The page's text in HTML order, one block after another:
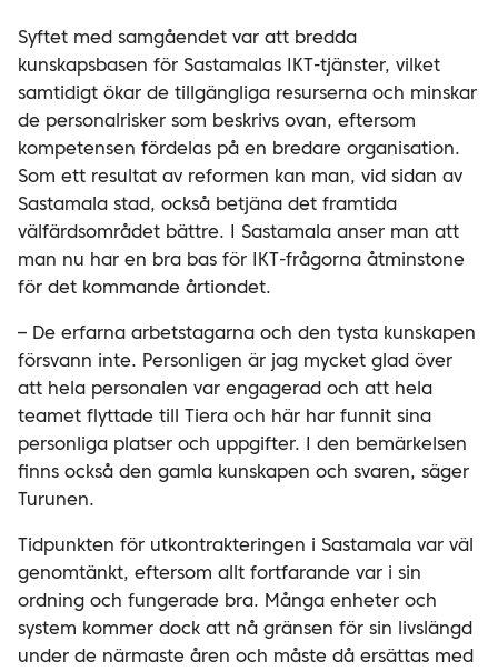
Syftet med samgåendet var att bredda
kunskapsbasen för Sastamalas IKT-tjänster, vilket
samtidigt ökar de tillgängliga resurserna och minskar
de personalrisker som beskrivs ovan, eftersom
kompetensen fördelas på en bredare organisation.
Som ett resultat av reformen kan man, vid sidan av
Sastamala stad, också betjäna det framtida
välfärdsområdet bättre. I Sastamala anser man att
man nu har en bra bas för IKT-frågorna åtminstone
för det kommande årtiondet.
– De erfarna arbetstagarna och den tysta kunskapen
försvann inte. Personligen är jag mycket glad över
att hela personalen var engagerad och att hela
teamet flyttade till Tiera och här har funnit sina
personliga platser och uppgifter. I den bemärkelsen
finns också den gamla kunskapen och svaren, säger
Turunen.
Tidpunkten för utkontrakteringen i Sastamala var väl
genomtänkt, eftersom allt fortfarande var i sin
ordning och fungerade bra. Många enheter och
system kommer dock att nå gränsen för sin livslängd
under de närmaste åren och måste då ersättas med